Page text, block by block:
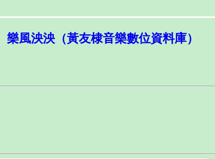
樂風泱泱（黃友棣音樂數位資料庫）